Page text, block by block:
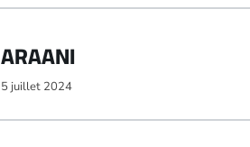
ARAANI
5 juillet 2024